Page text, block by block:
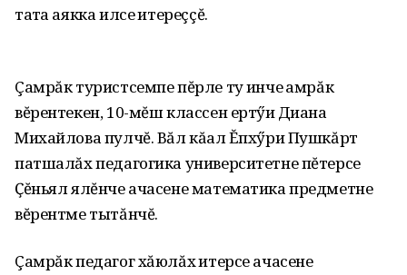
таҫта аякка илсе ҫитереççĕ.
Çамрăк туристсемпе пĕрле ту ҫинче ҫамрăк
вĕрентекен, 10-мĕш классен ертӳҫи Диана
Михайлова пулчĕ. Вăл кăҫал Ĕпхӳри Пушкăрт
патшалăх педагогика университетне пĕтерсе
Ҫĕньял ялĕнче ачасене математика предметне
вĕрентме тытăнчĕ.
Çамрăк педагог хăюлăх ҫитерсе ачасене